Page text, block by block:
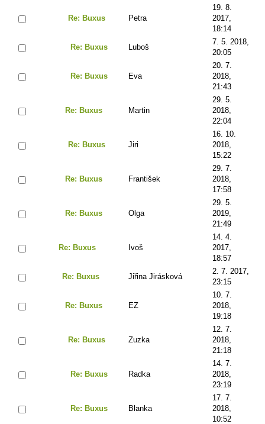
Re: Buxus Petra
19. 8.
2017,
18:14
Re: Buxus Luboš
7. 5. 2018,
20:05
Re: Buxus Eva
20. 7.
2018,
21:43
Re: Buxus Martin
29. 5.
2018,
22:04
Re: Buxus Jiri
16. 10.
2018,
15:22
Re: Buxus František
29. 7.
2018,
17:58
Re: Buxus Olga
29. 5.
2019,
21:49
Re: Buxus Ivoš
14. 4.
2017,
18:57
Re: Buxus Jiřina Jirásková
2. 7. 2017,
23:15
Re: Buxus EZ
10. 7.
2018,
19:18
Re: Buxus Zuzka
12. 7.
2018,
21:18
Re: Buxus Radka
14. 7.
2018,
23:19
Re: Buxus Blanka
17. 7.
2018,
10:52